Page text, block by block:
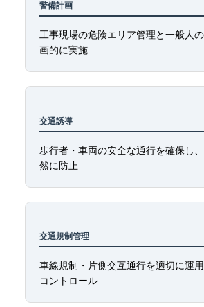
警備計画
工事現場の危険エリア管理と一般人
画的に実施
交通誘導
歩行者・車両の安全な通行を確保し
然に防止
交通規制管理
車線規制・片側交互通行を適切に運
コントロール